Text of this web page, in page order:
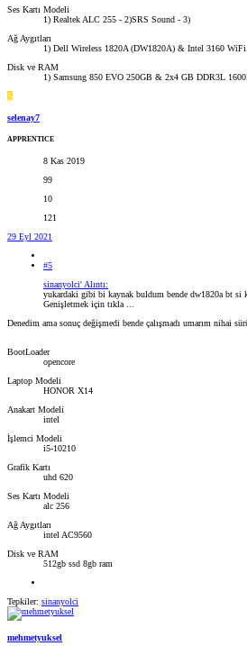
Ses Kartı Modeli
1) Realtek ALC 255 - 2)SRS Sound - 3)
Ağ Aygıtları
1) Dell Wireless 1820A (DW1820A) & Intel 3160
Disk ve RAM
1) Samsung 850 EVO 250GB & 2x4 GB DDR3L
S
selenay7
APPRENTICE
8 Kas 2019
99
10
121
29 Eyl 2021
#5
sinanyolci' Alıntı:
yukardaki gibi bi kaynak buldum bende dw1820a bt si
Genişletmek için tıkla ...
Denedim ama sonuç değişmedi bende çalışmadı umarım nihai
BootLoader
opencore
Laptop Modeli
HONOR X14
Anakart Modeli
intel
İşlemci Modeli
i5-10210
Grafik Kartı
uhd 620
Ses Kartı Modeli
alc 256
Ağ Aygıtları
intel AC9560
Disk ve RAM
512gb ssd 8gb ram
Tepkiler: sinanyolci
mehmetyuksel